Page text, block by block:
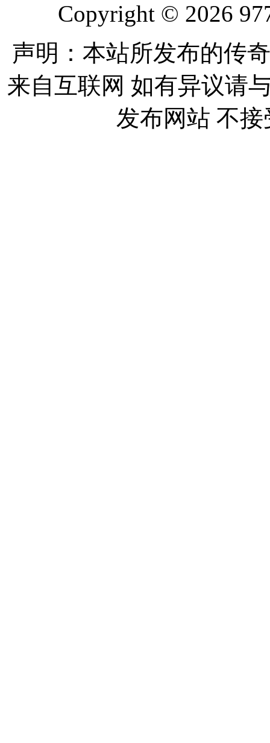
Copyright © 2026
声明：本站所发布的传
来自互联网 如有异议请
发布网站 不